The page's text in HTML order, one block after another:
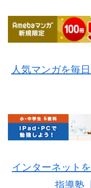
人気マンガを毎
インターネット
指導塾